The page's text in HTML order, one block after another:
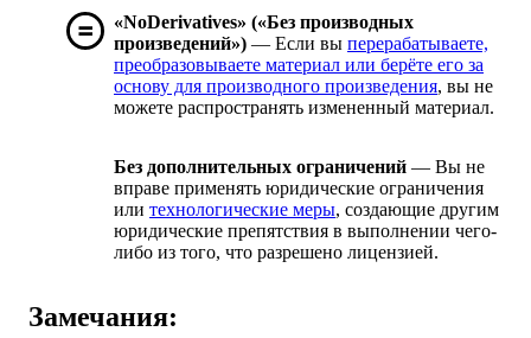
«NoDerivatives» («Без производных
произведений») — Если вы перерабатываете,
преобразовываете материал или берёте его за
основу для производного произведения, вы не
можете распространять измененный материал.
Без дополнительных ограничений — Вы не
вправе применять юридические ограничения
или технологические меры, создающие другим
юридические препятствия в выполнении чего-
либо из того, что разрешено лицензией.
Замечания: